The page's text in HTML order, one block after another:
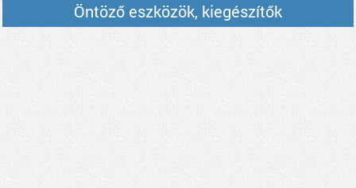
Öntöző eszközök, kiegészítők